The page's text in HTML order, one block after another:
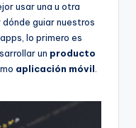
usar una u otra
guiar nuestros
lo primero es
un producto
aplicación móvil.